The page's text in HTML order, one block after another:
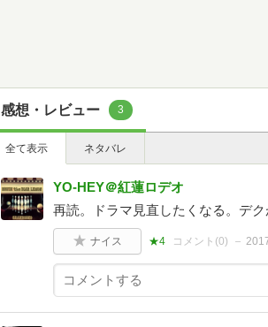
感想・レビュー 3
全て表示 ネタバレ
YO-HEY＠紅蓮ロデオ
再読。ドラマ見直したくなる。デ
ナイス ★4 コメント(0)